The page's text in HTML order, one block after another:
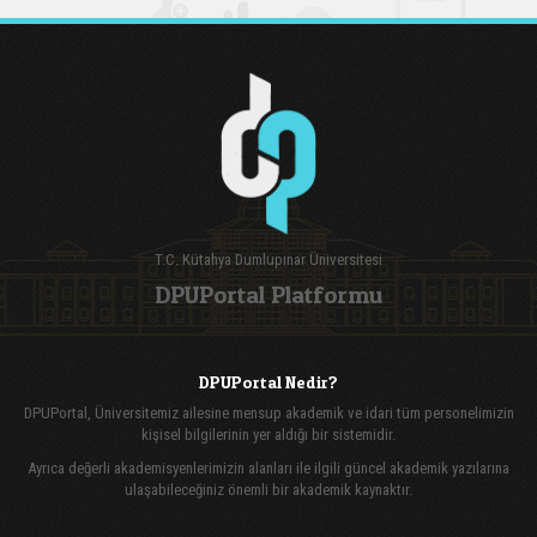
T.C. Kütahya Dumlupınar Üniversitesi
DPUPortal Platformu
DPUPortal Nedir?
DPUPortal, Üniversitemiz ailesine mensup akademik ve idari tüm personelimizin
kişisel bilgilerinin yer aldığı bir sistemidir.
Ayrıca değerli akademisyenlerimizin alanları ile ilgili güncel akademik yazılarına
ulaşabileceğiniz önemli bir akademik kaynaktır.